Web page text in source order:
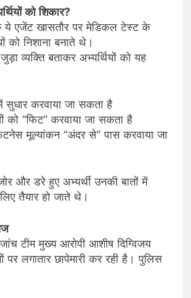
को शिकार?
ये एजेंट खासतौर पर मेडिकल टेस्ट के
को निशाना बनाते थे।
व्यक्ति बताकर अभ्यर्थियों को यह
सुधार करवाया जा सकता है
को “फिट” करवाया जा सकता है
मूल्यांकन “अंदर से” पास करवाया जा
और डरे हुए अभ्यर्थी उनकी बातों में
तैयार हो जाते थे।
टीम मुख्य आरोपी आशीष दिग्विजय
पर लगातार छापेमारी कर रही है। पुलिस